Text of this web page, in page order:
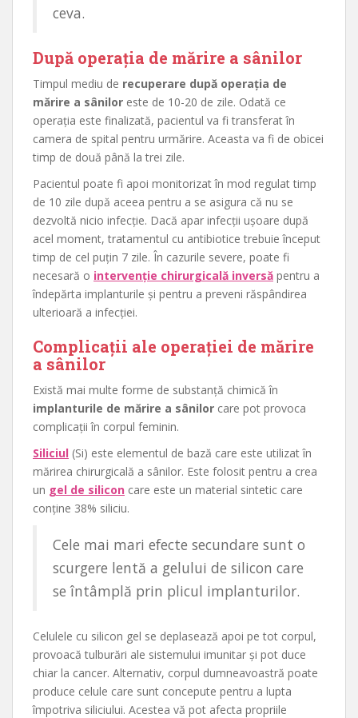
ceva.
După operația de mărire a sânilor
Timpul mediu de recuperare după operația de
mărire a sânilor este de 10-20 de zile. Odată ce
operația este finalizată, pacientul va fi transferat în
camera de spital pentru urmărire. Aceasta va fi de obicei
timp de două până la trei zile.
Pacientul poate fi apoi monitorizat în mod regulat timp
de 10 zile după aceea pentru a se asigura că nu se
dezvoltă nicio infecție. Dacă apar infecții ușoare după
acel moment, tratamentul cu antibiotice trebuie început
timp de cel puțin 7 zile. În cazurile severe, poate fi
necesară o intervenție chirurgicală inversă pentru a
îndepărta implanturile și pentru a preveni răspândirea
ulterioară a infecției.
Complicații ale operației de mărire
a sânilor
Există mai multe forme de substanță chimică în
implanturile de mărire a sânilor care pot provoca
complicații în corpul feminin.
Siliciul (Si) este elementul de bază care este utilizat în
mărirea chirurgicală a sânilor. Este folosit pentru a crea
un gel de silicon care este un material sintetic care
conține 38% siliciu.
Cele mai mari efecte secundare sunt o
scurgere lentă a gelului de silicon care
se întâmplă prin plicul implanturilor.
Celulele cu silicon gel se deplasează apoi pe tot corpul,
provoacă tulburări ale sistemului imunitar și pot duce
chiar la cancer. Alternativ, corpul dumneavoastră poate
produce celule care sunt concepute pentru a lupta
împotriva siliciului. Acestea vă pot afecta propriile